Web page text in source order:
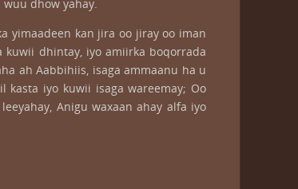
dhow yahay.
yimaadeen kan jira oo jiray oo iman
kuwii dhintay, iyo amiirka boqorrada
ah Aabbihiis, isaga ammaanu ha u
kasta iyo kuwii isaga wareemay; Oo
Anigu waxaan ahay alfa iyo